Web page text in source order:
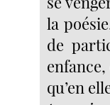
la
de
qu’en